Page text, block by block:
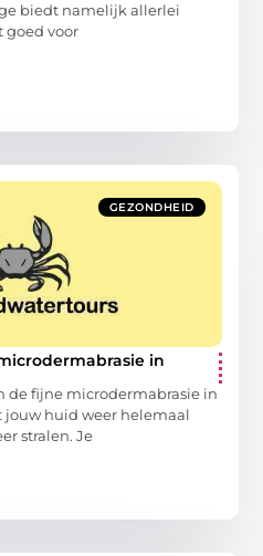
biedt namelijk allerlei
goed voor
GEZONDHEID
in
de fijne microdermabrasie in
jouw huid weer helemaal
stralen. Je